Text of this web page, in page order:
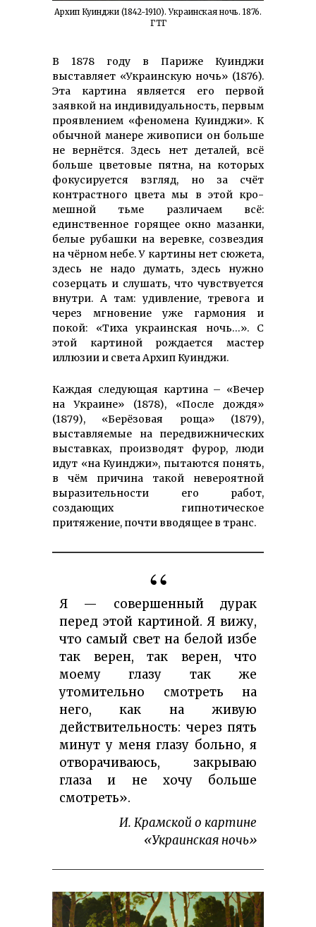
Архип Куинджи (1842-1910). Украинская ночь. 1876.
ГТГ
В 1878 году в Париже Куинджи
выставляет «Украинскую ночь» (1876).
Эта картина является его первой
заявкой на инди­видуаль­ность, первым
проявлением «феномена Куинджи». К
обыч­ной манере живописи он больше
не вернётся. Здесь нет деталей, всё
больше цветовые пятна, на которых
фоку­сируется взгляд, но за счёт
контраст­ного цвета мы в этой кро­
мешной тьме различаем всё:
единственное горящее окно мазанки,
белые рубашки на веревке, созвездия
на чёрном небе. У картины нет сюжета,
здесь не надо думать, здесь нужно
созерцать и слушать, что чувствуется
внутри. А там: удивление, тревога и
через мгновение уже гармония и
покой: «Тиха украинская ночь…». С
этой картиной рождается мастер
иллюзии и света Архип Куинджи.
Каждая следующая картина – «Вечер
на Украине» (1878), «После дождя»
(1879), «Берёзовая роща» (1879),
выставляемые на передвижнических
выставках, производят фурор, люди
идут «на Куинджи», пытаются понять,
в чём причина такой невероятной
выразительности его работ,
создающих гипнотическое
притяжение, почти вводящее в транс.
Я — совершенный дурак
перед этой картиной. Я вижу,
что самый свет на белой избе
так верен, так верен, что
моему глазу так же
утомительно смотреть на
него, как на живую
действительность: через пять
минут у меня глазу больно, я
отворачиваюсь, закрываю
глаза и не хочу больше
смотреть».
И. Крамской о картине
«Украинская ночь»